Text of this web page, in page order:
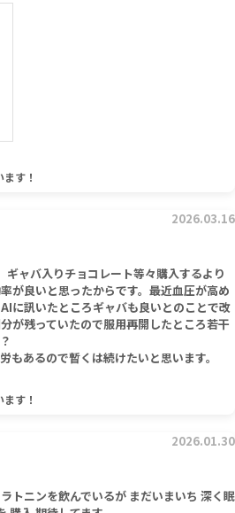
す！
2026.03.16
ギャバ入りチョコレート等々購入するより
が良いと思ったからです。最近血圧が高め
に訊いたところギャバも良いとのことで改
が残っていたので服用再開したところ若干
もあるので暫くは続けたいと思います。
す！
2026.01.30
トニンを飲んでいるが まだいまいち 深く眠